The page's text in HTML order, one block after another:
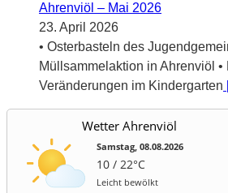
Ahrenviöl – Mai 2026
23. April 2026
• Osterbasteln des
Müllsammelaktion in Ahrenviöl
Veränderungen im Kindergarten
Wetter Ahrenviöl
Samstag, 08.08.2026
10 / 22°C
Leicht bewölkt